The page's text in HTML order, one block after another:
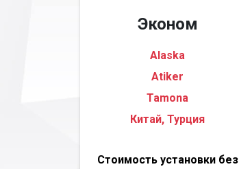
Эконом
Alaska
Atiker
Tamona
Китай, Турция
Стоимость установки без